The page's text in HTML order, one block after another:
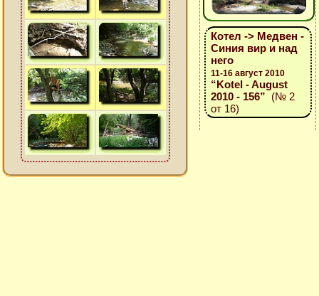
Котел -> Медвен -
Синия вир и над
него
11-16 август 2010
“Kotel - August
2010 - 156” (№ 2
от 16)